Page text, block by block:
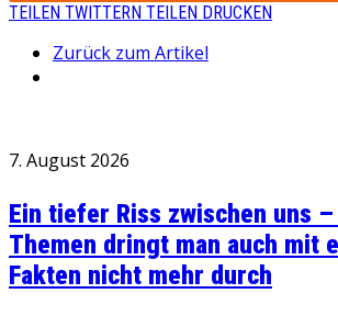
TEILEN TWITTERN TEILEN DRUCKEN
Zurück zum Artikel
7. August 2026
Ein tiefer Riss zwischen uns
Themen dringt man auch mit
Fakten nicht mehr durch